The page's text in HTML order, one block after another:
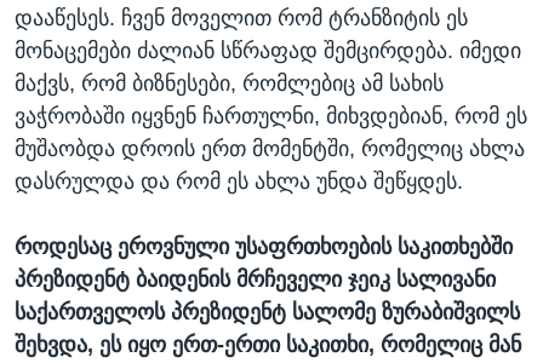
დააწესეს. ჩვენ მოველით რომ ტრანზიტის ეს
მონაცემები ძალიან სწრაფად შემცირდება. იმედი
მაქვს, რომ ბიზნესები, რომლებიც ამ სახის
ვაჭრობაში იყვნენ ჩართულნი, მიხვდებიან, რომ ეს
მუშაობდა დროის ერთ მომენტში, რომელიც ახლა
დასრულდა და რომ ეს ახლა უნდა შეწყდეს.
როდესაც ეროვნული უსაფრთხოების საკითხებში
პრეზიდენტ ბაიდენის მრჩეველი ჯეიკ სალივანი
საქართველოს პრეზიდენტ სალომე ზურაბიშვილს
შეხვდა, ეს იყო ერთ-ერთი საკითხი, რომელიც მან